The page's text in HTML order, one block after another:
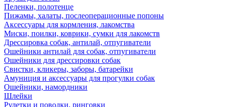
Пеленки, полотенце
Пижамы, халаты, послеоперационные попоны
Аксессуары для кормления, лакомства
Миски, поилки, коврики, сумки для лакомств
Дрессировка собак, антилай, отпугиватели
Ошейники антилай для собак, отпугиватели
Ошейники для дрессировки собак
Свистки, кликеры, заборы, батарейки
Амуниция и аксессуары для прогулки собак
Ошейники, намордники
Шлейки
Рулетки и поводки, ринговки